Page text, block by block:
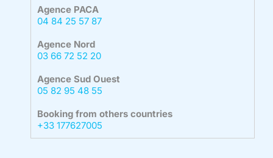
Agence PACA
04 84 25 57 87
Agence Nord
03 66 72 52 20
Agence Sud Ouest
05 82 95 48 55
Booking from others countries
+33 177627005